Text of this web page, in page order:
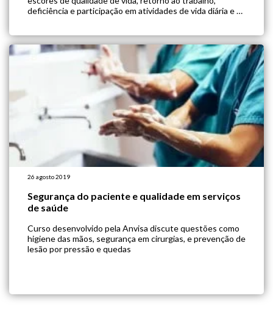
deficiência e participação em atividades de vida diária e se
[…]
26 agosto 2019
Segurança do paciente e qualidade em serviços
de saúde
Curso desenvolvido pela Anvisa discute questões como
higiene das mãos, segurança em cirurgias, e prevenção de
lesão por pressão e quedas